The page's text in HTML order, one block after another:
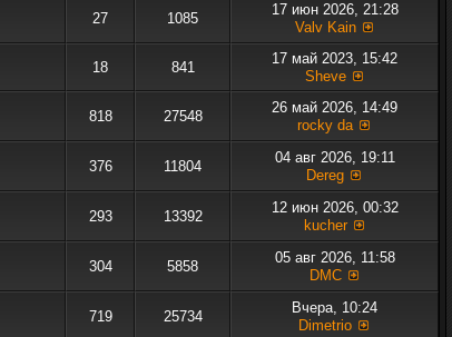
27 1085
17 июн 2026, 21:28
Valv Kain
18 841
17 май 2023, 15:42
Sheve
818 27548
26 май 2026, 14:49
rocky da
376 11804
04 авг 2026, 19:11
Dereg
293 13392
12 июн 2026, 00:32
kucher
304 5858
05 авг 2026, 11:58
DMC
719 25734
Вчера, 10:24
Dimetrio